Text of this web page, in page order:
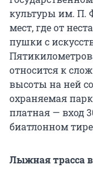
культуры им. П.
мест, где от
пушки с
относится к
высоты на ней
охраняемая
платная — вход
биатлонном
Лыжная трасса